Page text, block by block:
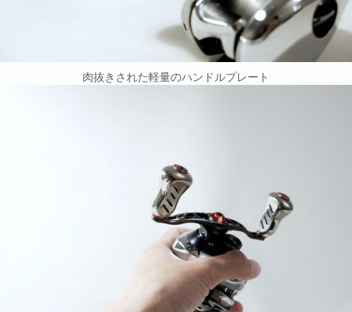
肉抜きされた軽量のハンドルプレート